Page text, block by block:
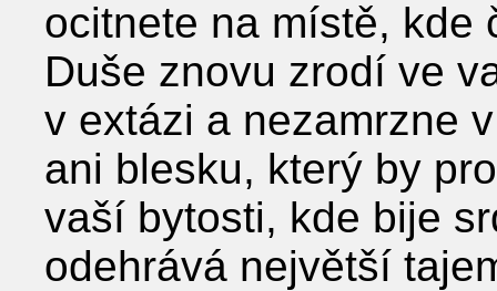
ocitnete na místě, kde
Duše znovu zrodí ve
v extázi a nezamrzne
ani blesku, který by
vaší bytosti, kde bije
odehrává největší